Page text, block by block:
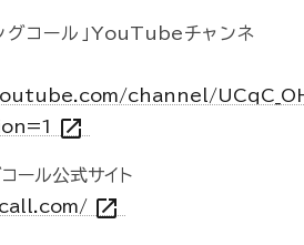
グコール」YouTubeチャンネ
channel/
open_in_new
ール公式サイト
open_in_new